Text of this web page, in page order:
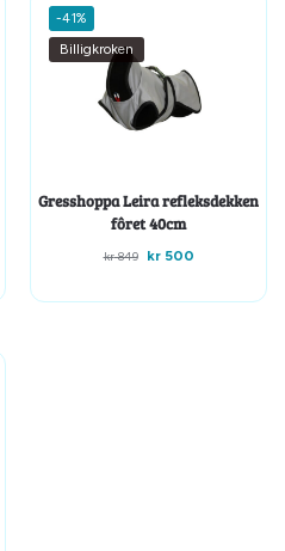
-41%
Billigkroken
Gresshoppa Leira refleksdekken
fôret 40cm
kr849 kr500